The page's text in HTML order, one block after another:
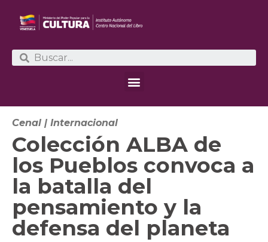
Cenal | Internacional
Colección ALBA de
los Pueblos convoca a
la batalla del
pensamiento y la
defensa del planeta